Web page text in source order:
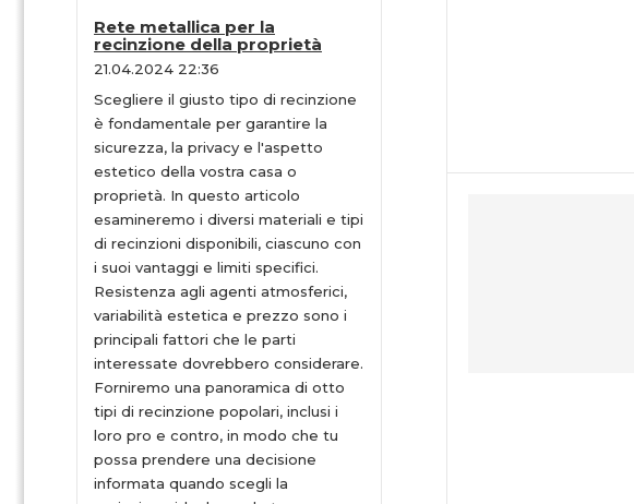
Rete metallica per la
recinzione della proprietà
21.04.2024 22:36
Scegliere il giusto tipo di recinzione
è fondamentale per garantire la
sicurezza, la privacy e l'aspetto
estetico della vostra casa o
proprietà. In questo articolo
esamineremo i diversi materiali e tipi
di recinzioni disponibili, ciascuno con
i suoi vantaggi e limiti specifici.
Resistenza agli agenti atmosferici,
variabilità estetica e prezzo sono i
principali fattori che le parti
interessate dovrebbero considerare.
Forniremo una panoramica di otto
tipi di recinzione popolari, inclusi i
loro pro e contro, in modo che tu
possa prendere una decisione
informata quando scegli la